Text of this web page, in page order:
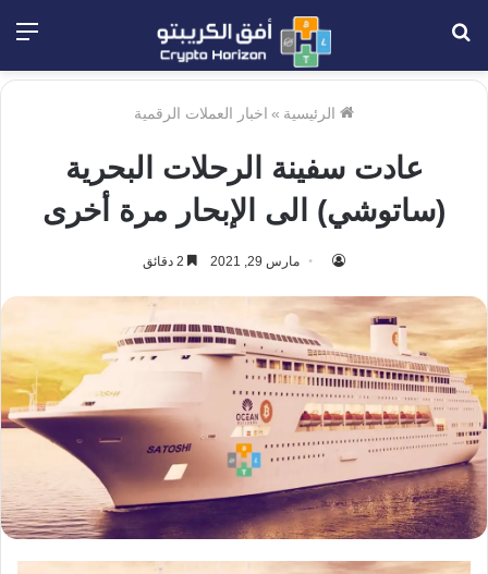
الرئيسية » اخبار العملات الرقمية
عادت سفينة الرحلات البحرية
(ساتوشي) الى الإبحار مرة أخرى
مارس 29, 2021